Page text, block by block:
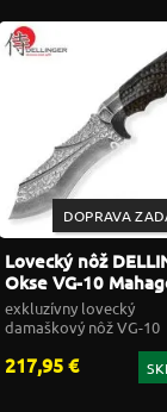
DOPRAVA
Lovecký nôž
Okse VG-10
exkluzívny lovecký
damaškový nôž VG-10
217,95 €